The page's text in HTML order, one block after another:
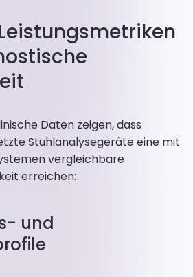
Daten zeigen, dass
Stuhlanalysegeräte eine mit
vergleichbare
erreichen:
und